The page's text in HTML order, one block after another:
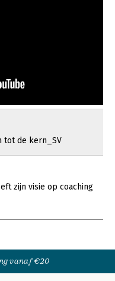
tot de kern_SV
zijn visie op coaching
vanaf €20